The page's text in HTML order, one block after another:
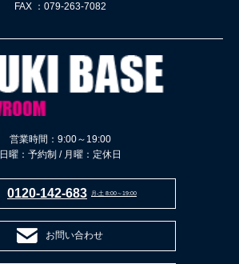
FAX ：079-263-7082
営業時間：9:00～19:00
日曜：予約制 / 月曜：定休日
0120-142-683 月-土 8:00～19:00
お問い合わせ